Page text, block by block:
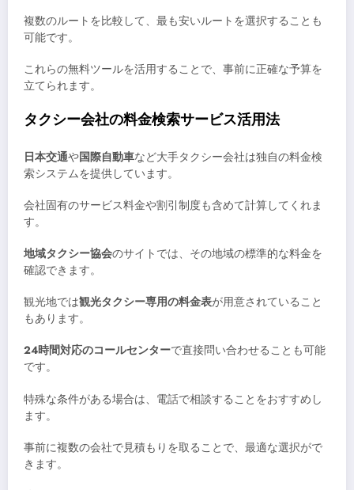
複数のルートを比較して、最も安いルートを選択することも
可能です。
これらの無料ツールを活用することで、事前に正確な予算を
立てられます。
タクシー会社の料金検索サービス活用法
日本交通や国際自動車など大手タクシー会社は独自の料金検
索システムを提供しています。
会社固有のサービス料金や割引制度も含めて計算してくれま
す。
地域タクシー協会のサイトでは、その地域の標準的な料金を
確認できます。
観光地では観光タクシー専用の料金表が用意されていること
もあります。
24時間対応のコールセンターで直接問い合わせることも可能
です。
特殊な条件がある場合は、電話で相談することをおすすめし
ます。
事前に複数の会社で見積もりを取ることで、最適な選択がで
きます。